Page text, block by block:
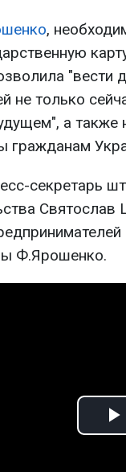
,
"вести
не только
а
гражданам
секретарь
Святослав
Ф.Ярошенко.